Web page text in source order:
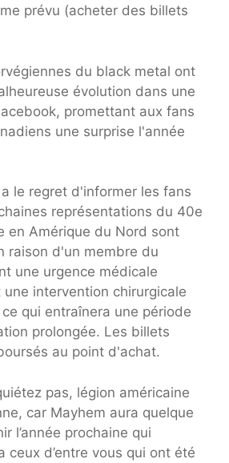
prévu (acheter des billets
du black metal ont
évolution dans une
promettant aux fans
une surprise l'année
a le regret d'informer les fans
représentations du 40e
en Amérique du Nord sont
raison d'un membre du
une urgence médicale
une intervention chirurgicale
qui entraînera une période
prolongée. Les billets
au point d'achat.
pas, légion américaine
car Mayhem aura quelque
l’année prochaine qui
ceux d’entre vous qui ont été